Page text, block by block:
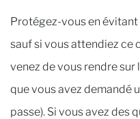
Protégez-vous en
sauf si vous attendiez ce
venez de vous rendre
que vous avez demandé
passe). Si vous avez des